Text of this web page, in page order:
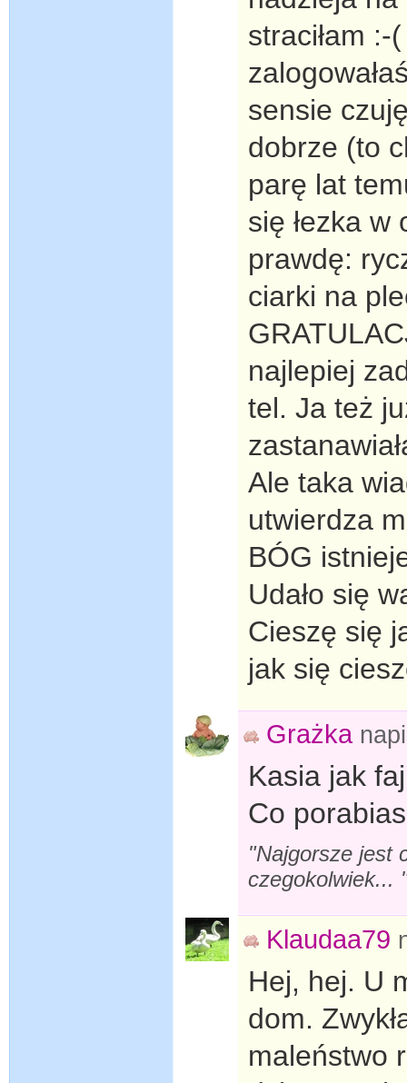
straciłam
sensie
dobrze (to
parę lat
się łezka
prawdę:
ciarki na
najlepiej
tel. Ja też
Ale taka
utwierdza
BÓG
Udało się
Cieszę się
jak się
Grażka
Kasia jak
Co
"Najgorsze jest
czegokolwiek...
Klaudaa79
Hej, hej. U
dom.
maleństwo